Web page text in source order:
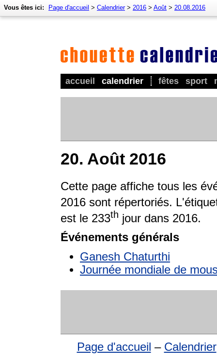
accueil calendrier fêtes sport
Vous êtes ici: Page d'accueil > Calendrier> 2016 > Août > 20.08.2016
20. Août 2016
Cette page affiche tous les
2016 sont répertoriés.
est le 233th jour dans 2016.
Événements générals
Ganesh Chaturthi
Journée mondiale de
Page d'accueil – Calendrier